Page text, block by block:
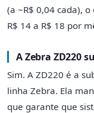
(a ~R$ 0,04 cada),
R$ 14 a R$ 18 por
A Zebra ZD220
Sim. A ZD220 é a
linha Zebra. Ela
que garante que